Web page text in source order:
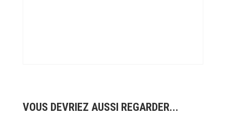
VOUS DEVRIEZ AUSSI REGARDER...